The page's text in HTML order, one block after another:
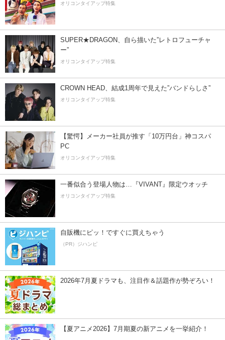
オリコンタイアップ特集
SUPER★DRAGON、自ら描いた”レトロフューチャ
ー”
オリコンタイアップ特集
CROWN HEAD、結成1周年で見えた”バンドらしさ”
オリコンタイアップ特集
【驚愕】メーカー社員が推す「10万円台」神コスパ
PC
オリコンタイアップ特集
一番似合う登場人物は…『VIVANT』限定ウオッチ
オリコンタイアップ特集
自販機にピッ！ですぐに買えちゃう
（PR）ジハンピ
2026年7月夏ドラマも、注目作＆話題作が勢ぞろい！
【夏アニメ2026】7月期夏の新アニメを一挙紹介！